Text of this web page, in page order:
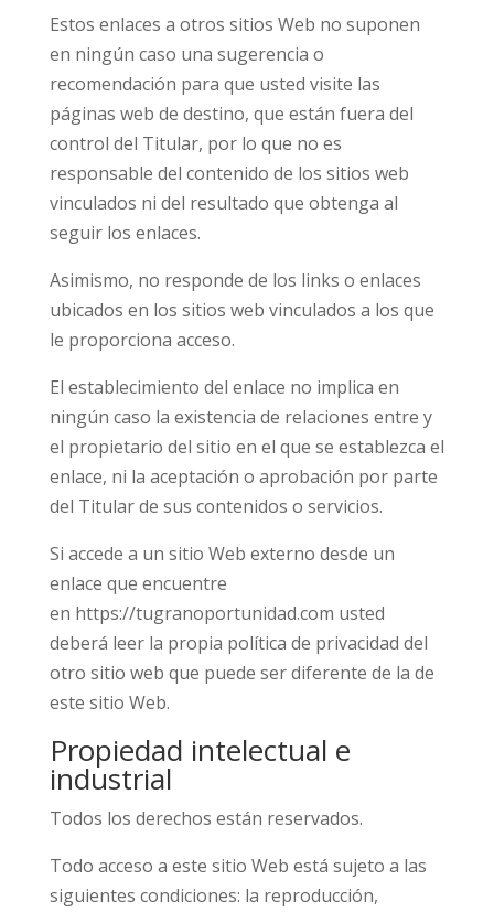
Estos enlaces a otros sitios Web no suponen
en ningún caso una sugerencia o
recomendación para que usted visite las
páginas web de destino, que están fuera del
control del Titular, por lo que no es
responsable del contenido de los sitios web
vinculados ni del resultado que obtenga al
seguir los enlaces.
Asimismo, no responde de los links o enlaces
ubicados en los sitios web vinculados a los que
le proporciona acceso.
El establecimiento del enlace no implica en
ningún caso la existencia de relaciones entre y
el propietario del sitio en el que se establezca el
enlace, ni la aceptación o aprobación por parte
del Titular de sus contenidos o servicios.
Si accede a un sitio Web externo desde un
enlace que encuentre
en https://tugranoportunidad.com usted
deberá leer la propia política de privacidad del
otro sitio web que puede ser diferente de la de
este sitio Web.
Propiedad intelectual e
industrial
Todos los derechos están reservados.
Todo acceso a este sitio Web está sujeto a las
siguientes condiciones: la reproducción,